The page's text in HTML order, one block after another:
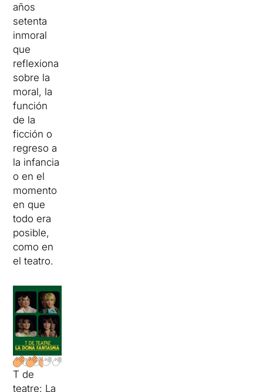
años
setenta
inmoral
que
reflexiona
sobre la
moral, la
función
de la
ficción o
regreso a
la infancia
o en el
momento
en que
todo era
posible,
como en
el teatro.
T de
teatre: La